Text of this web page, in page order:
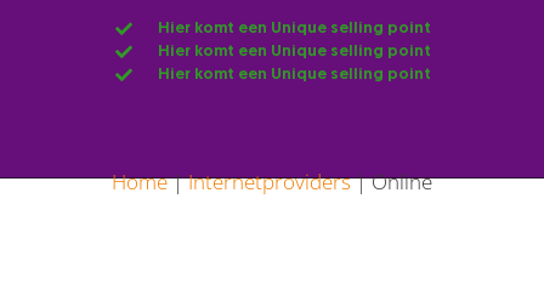
Hier komt een Unique selling point
Hier komt een Unique selling point
Hier komt een Unique selling point
Home|Internetproviders|Online